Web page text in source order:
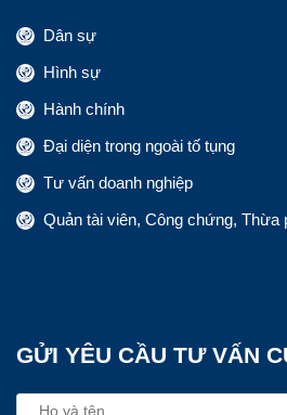
Dân sự
Hình sự
Hành chính
Đại diện trong ngoài tố tụng
Tư vấn doanh nghiệp
Quản tài viên, Công chứng, Thừa
GỬI YÊU CẦU TƯ VẤN